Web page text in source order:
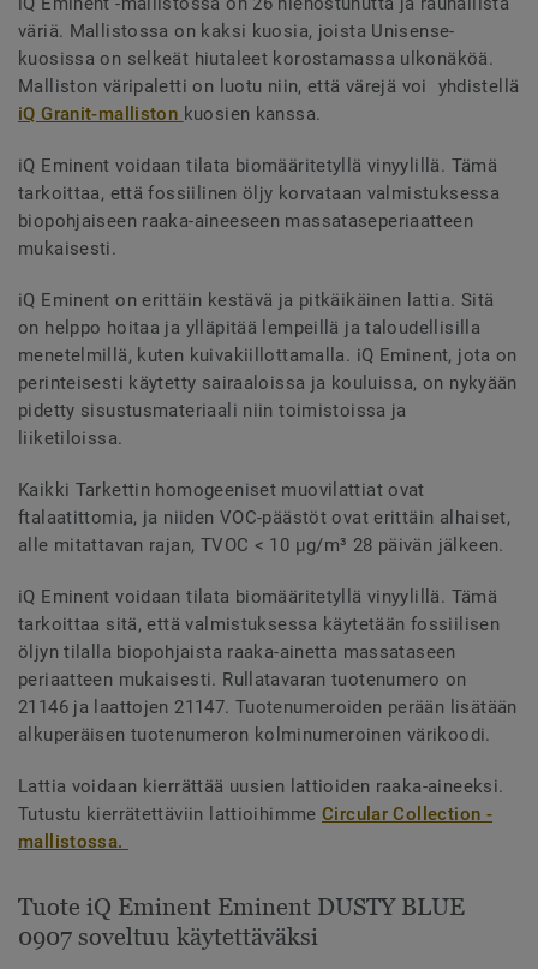
väriä. Mallistossa on kaksi kuosia, joista Unisense-
kuosissa on selkeät hiutaleet korostamassa ulkonäköä.
Malliston väripaletti on luotu niin, että värejä voi yhdistellä
iQ Granit-malliston kuosien kanssa.
iQ Eminent voidaan tilata biomääritetyllä vinyylillä. Tämä
tarkoittaa, että fossiilinen öljy korvataan valmistuksessa
biopohjaiseen raaka-aineeseen massataseperiaatteen
mukaisesti.
iQ Eminent on erittäin kestävä ja pitkäikäinen lattia. Sitä
on helppo hoitaa ja ylläpitää lempeillä ja taloudellisilla
menetelmillä, kuten kuivakiillottamalla. iQ Eminent, jota on
perinteisesti käytetty sairaaloissa ja kouluissa, on nykyään
pidetty sisustusmateriaali niin toimistoissa ja
liiketiloissa.
Kaikki Tarkettin homogeeniset muovilattiat ovat
ftalaatittomia, ja niiden VOC-päästöt ovat erittäin alhaiset,
alle mitattavan rajan, TVOC < 10 µg/m³ 28 päivän jälkeen.
iQ Eminent voidaan tilata biomääritetyllä vinyylillä. Tämä
tarkoittaa sitä, että valmistuksessa käytetään fossiilisen
öljyn tilalla biopohjaista raaka-ainetta massataseen
periaatteen mukaisesti. Rullatavaran tuotenumero on
21146 ja laattojen 21147. Tuotenumeroiden perään lisätään
alkuperäisen tuotenumeron kolminumeroinen värikoodi.
Lattia voidaan kierrättää uusien lattioiden raaka-aineeksi.
Tutustu kierrätettäviin lattioihimmeCircular Collection -
mallistossa.
Tuote iQ Eminent Eminent DUSTY BLUE
0907 soveltuu käytettäväksi